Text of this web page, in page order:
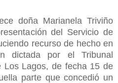
doña Marianela Triviño
del Servicio de
recurso de hecho en
dictada por el Tribunal
Los Lagos, de fecha 15 de
parte que concedió un